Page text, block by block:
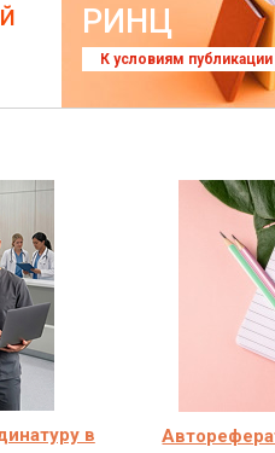
РИНЦ
К условиям публикации
в